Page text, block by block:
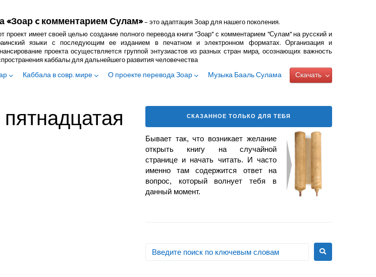
«Зоар c комментарием Сулам»– это адаптация Зоар для нашего поколения.
проект имеет своей целью создание полного перевода книги "Зоар" с комментарием "Сулам" на русский и
языки с последующим ее изданием в печатном и электронном форматах. Организация и
проекта осуществляется группой энтузиастов из разных стран мира, осознающих важность
каббалы для дальнейшего развития человечества
Каббала в совр. мире О проекте перевода Зоар Музыка Бааль Сулама Скачать
СКАЗАННОЕ ТОЛЬКО ДЛЯ ТЕБЯ
Бывает так, что возникает желание
открыть книгу на случайной
странице и начать читать. И часто
именно там содержится ответ на
вопрос, который волнует тебя в
данный момент.